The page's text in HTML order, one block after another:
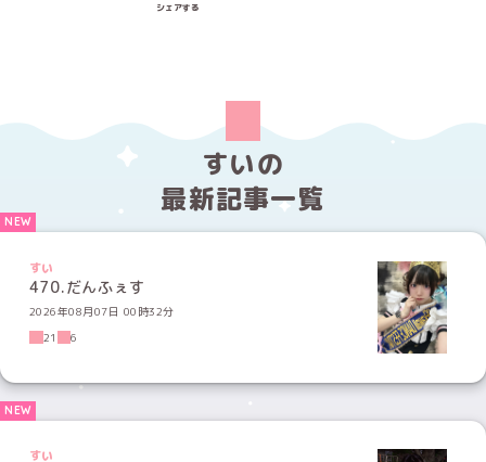
シェアする
すいの
最新記事一覧
すい
470.だんふぇす
2026年08月07日 00時32分
21
6
すい